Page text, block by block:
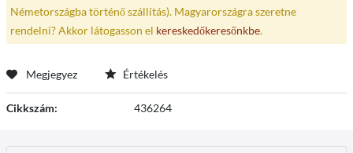
Németországba történő szállítás). Magyarországra szeretne
rendelni? Akkor látogasson el kereskedőkeresőnkbe.
Megjegyez Értékelés
Cikkszám: 436264